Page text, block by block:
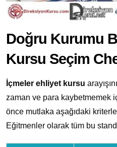
Doğru Kurumu
Kursu Seçim
İçmeler ehliyet kursu
zaman ve para kaybetmemek
önce mutlaka aşağıdaki
Eğitmenler olarak tüm bu